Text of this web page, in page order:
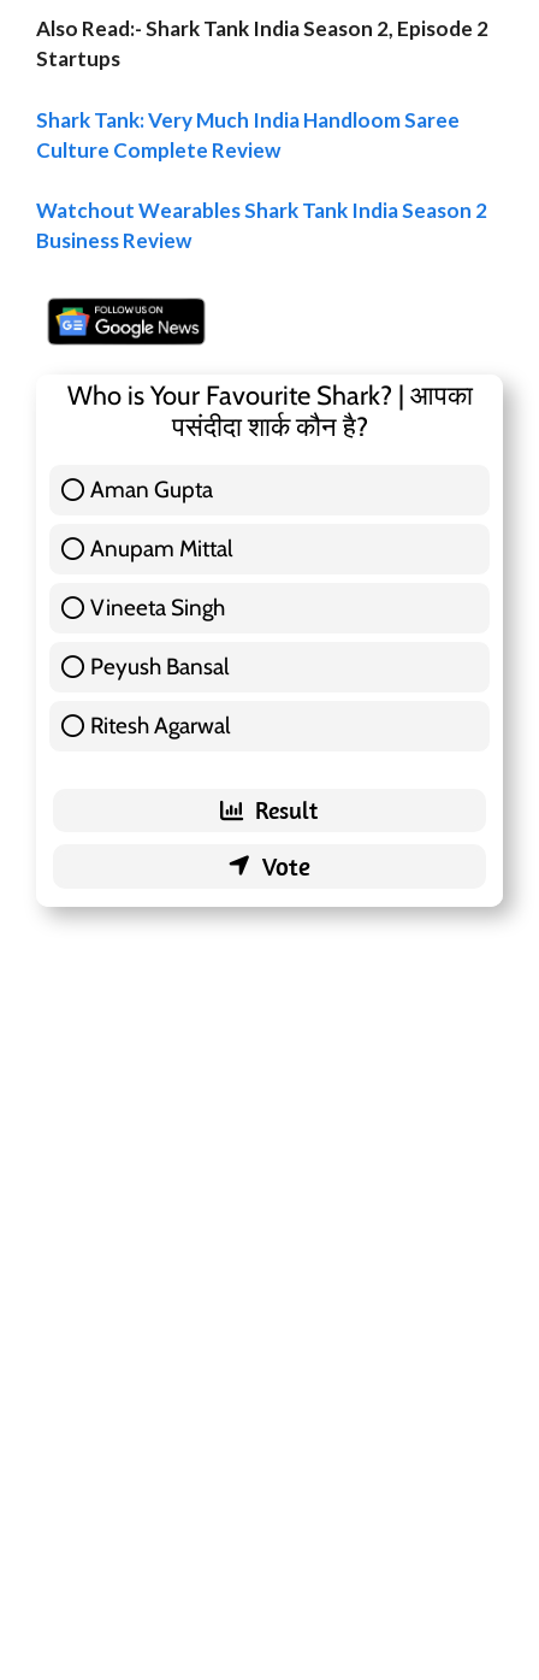
Also Read:- Shark Tank India Season 2, Episode 2
Startups
Shark Tank: Very Much India Handloom Saree
Culture Complete Review
Watchout Wearables Shark Tank India Season 2
Business Review
Who is Your Favourite Shark? | आपका
पसंदीदा शार्क कौन है?
Aman Gupta
Anupam Mittal
Vineeta Singh
Peyush Bansal
Ritesh Agarwal